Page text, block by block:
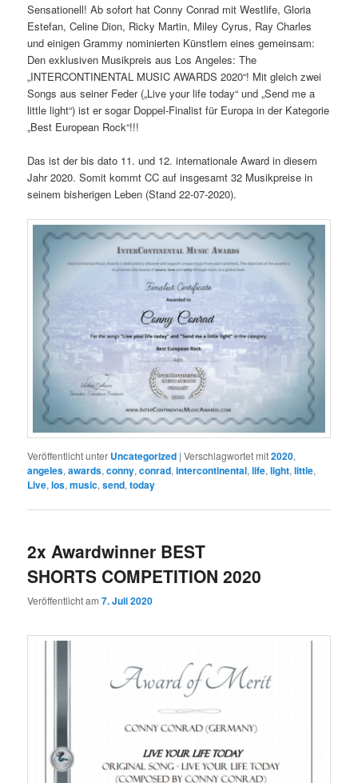
Sensationell! Ab sofort hat Conny Conrad mit Westlife, Gloria
Estefan, Celine Dion, Ricky Martin, Miley Cyrus, Ray Charles
und einigen Grammy nominierten Künstlern eines gemeinsam:
Den exklusiven Musikpreis aus Los Angeles: The
„INTERCONTINENTAL MUSIC AWARDS 2020“! Mit gleich zwei
Songs aus seiner Feder („Live your life today“ und „Send me a
little light“) ist er sogar Doppel-Finalist für Europa in der Kategorie
„Best European Rock“!!!
Das ist der bis dato 11. und 12. internationale Award in diesem
Jahr 2020. Somit kommt CC auf insgesamt 32 Musikpreise in
seinem bisherigen Leben (Stand 22-07-2020).
Veröffentlicht unter Uncategorized |Verschlagwortet mit2020,
angeles,awards,conny,conrad,intercontinental,life,light,little,
Live,los,music,send,today
2x Awardwinner BEST
SHORTS COMPETITION 2020
Veröffentlicht am7. Juli 2020